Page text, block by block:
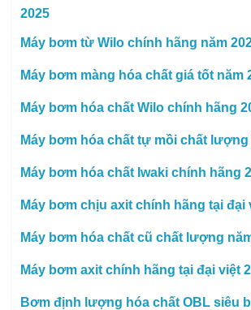
2025
Máy bơm từ Wilo chính hãng năm
Máy bơm màng hóa chất giá tốt năm
Máy bơm hóa chất Wilo chính hãng
Máy bơm hóa chất tự mồi chất lượng
Máy bơm hóa chất Iwaki chính hãng
Máy bơm chịu axit chính hãng tại đại
Máy bơm hóa chất cũ chất lượng
Máy bơm axit chính hãng tại đại việt
Bơm định lượng hóa chất OBL siêu